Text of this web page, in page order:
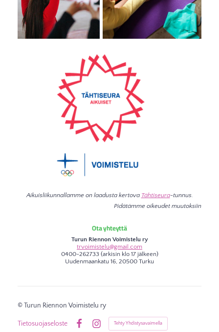
Aikuisliikunnallamme on laadusta kertova Tähtiseura-tunnus.
Pidätämme oikeudet muutoksiin
Ota yhteyttä
Turun Riennon Voimistelu ry
trvoimistelu@gmail.com
0400-262733 (arkisin klo 17 jälkeen)
Uudenmaankatu 16, 20500 Turku
©Turun Riennon Voimistelu ry
Tietosuojaseloste
Tehty Yhdistysavaimella